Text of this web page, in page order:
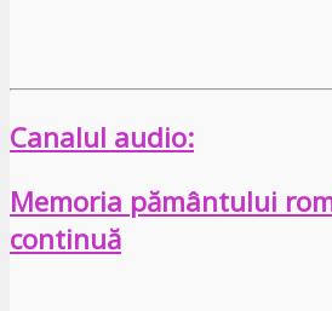
Canalul audio:
Memoria pământului
continuă